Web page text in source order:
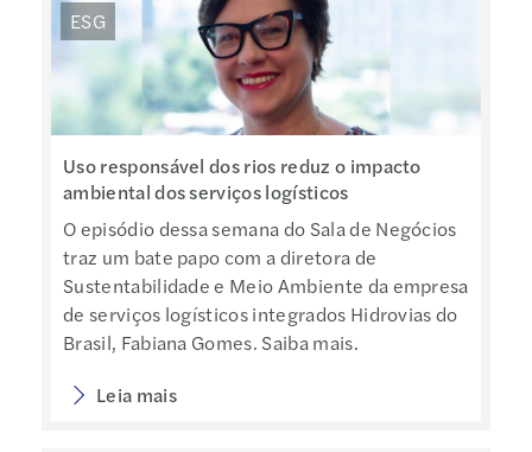
ESG
Uso responsável dos rios reduz o impacto
ambiental dos serviços logísticos
O episódio dessa semana do Sala de Negócios
traz um bate papo com a diretora de
Sustentabilidade e Meio Ambiente da empresa
de serviços logísticos integrados Hidrovias do
Brasil, Fabiana Gomes. Saiba mais.
Leia mais